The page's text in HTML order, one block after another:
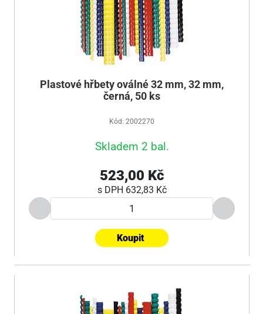
Plastové hřbety oválné 32 mm, 32 mm,
černá, 50 ks
Kód: 2002270
Skladem 2 bal.
523,00 Kč
s DPH 632,83 Kč
Koupit